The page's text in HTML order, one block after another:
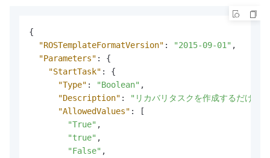
{
"ROSTemplateFormatVersion" : "2015-09-01" ,
"Parameters" :
{
"StartTask" :
{
"Type" : "Boolean" ,
"Description" :
"リカバリタスクを作成するだけで
"AllowedValues" :
[
"True" ,
"true" ,
"False" ,